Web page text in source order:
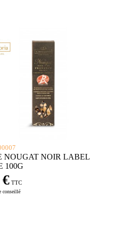
NOUGAT NOIR LABEL
100G
TTC
conseillé